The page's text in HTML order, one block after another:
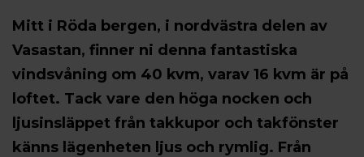
Mitt i Röda bergen, i nordvästra delen av
Vasastan, finner ni denna fantastiska
vindsvåning om 40 kvm, varav 16 kvm är på
loftet. Tack vare den höga nocken och
ljusinsläppet från takkupor och takfönster
känns lägenheten ljus och rymlig. Från